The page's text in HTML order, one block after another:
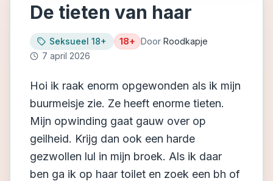
De tieten van haar
Seksueel 18+ 18+ Door Roodkapje
7 april 2026
Hoi ik raak enorm opgewonden als ik mijn
buurmeisje zie. Ze heeft enorme tieten.
Mijn opwinding gaat gauw over op
geilheid. Krijg dan ook een harde
gezwollen lul in mijn broek. Als ik daar
ben ga ik op haar toilet en zoek een bh of